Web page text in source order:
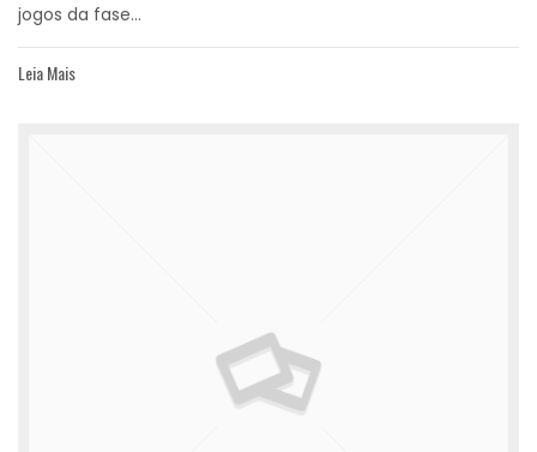
jogos da fase...
Leia Mais